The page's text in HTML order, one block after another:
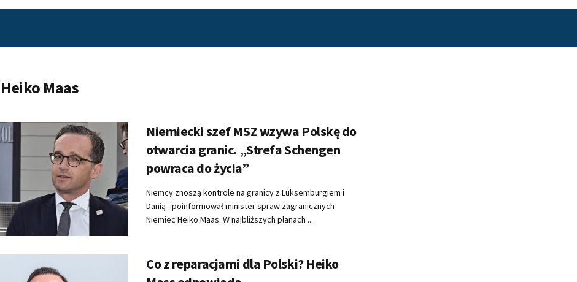
Heiko Maas
Niemiecki szef MSZ wzywa Polskę do
otwarcia granic. „Strefa Schengen
powraca do życia”
Niemcy znoszą kontrole na granicy z Luksemburgiem i
Danią - poinformował minister spraw zagranicznych
Niemiec Heiko Maas. W najbliższych planach ...
Co z reparacjami dla Polski? Heiko